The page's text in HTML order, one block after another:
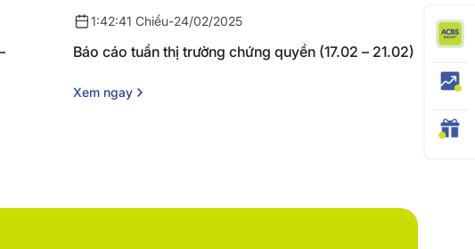
1:42:41 Chiều-24/02/2025
Báo cáo tuần thị trường chứng quyền (17.02 – 21.02)
Xem ngay